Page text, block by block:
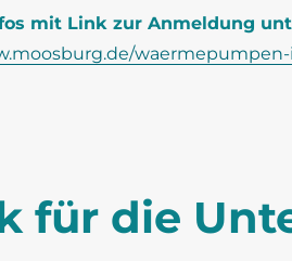
mit Link zur Anmeldung
für die